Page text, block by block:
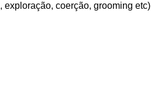
exploração, coerção, grooming etc)